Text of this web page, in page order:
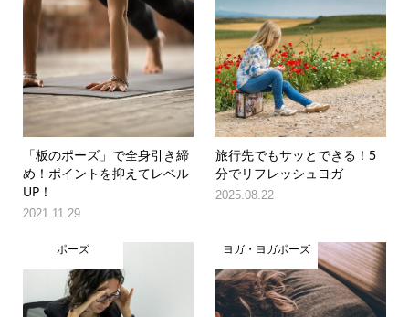
「板のポーズ」で全身引き締
め！ポイントを抑えてレベル
UP！
2021.11.29
旅行先でもサッとできる！5
分でリフレッシュヨガ
2025.08.22
ポーズ ヨガ・ヨガポーズ